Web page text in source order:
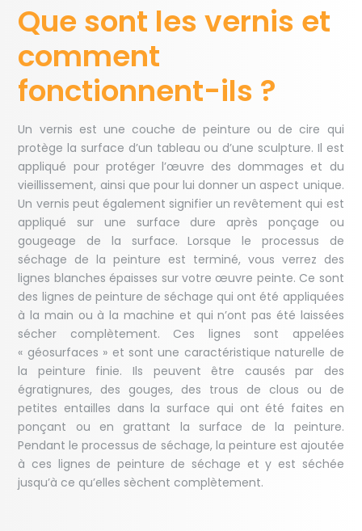
Que sont les vernis et
comment
fonctionnent-ils ?
Un vernis est une couche de peinture ou de cire qui
protège la surface d’un tableau ou d’une sculpture. Il est
appliqué pour protéger l’œuvre des dommages et du
vieillissement, ainsi que pour lui donner un aspect unique.
Un vernis peut également signifier un revêtement qui est
appliqué sur une surface dure après ponçage ou
gougeage de la surface. Lorsque le processus de
séchage de la peinture est terminé, vous verrez des
lignes blanches épaisses sur votre œuvre peinte. Ce sont
des lignes de peinture de séchage qui ont été appliquées
à la main ou à la machine et qui n’ont pas été laissées
sécher complètement. Ces lignes sont appelées
« géosurfaces » et sont une caractéristique naturelle de
la peinture finie. Ils peuvent être causés par des
égratignures, des gouges, des trous de clous ou de
petites entailles dans la surface qui ont été faites en
ponçant ou en grattant la surface de la peinture.
Pendant le processus de séchage, la peinture est ajoutée
à ces lignes de peinture de séchage et y est séchée
jusqu’à ce qu’elles sèchent complètement.